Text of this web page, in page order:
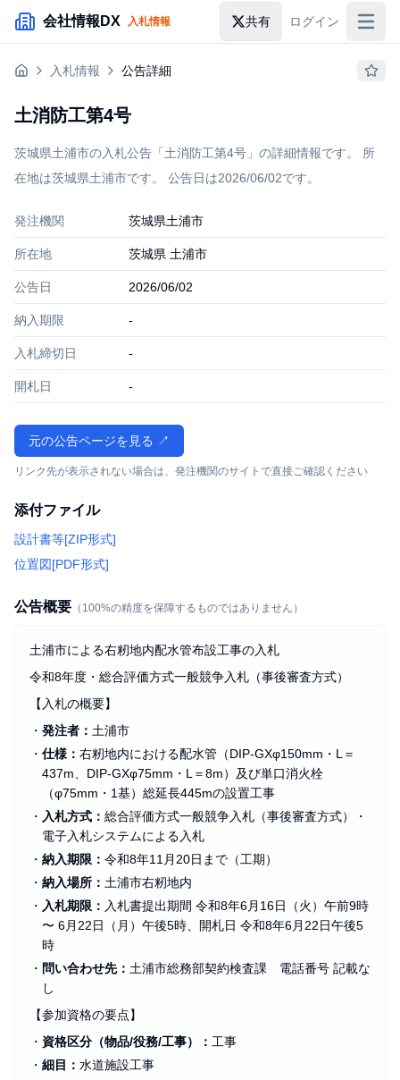
メインコンテンツにスキップ
会社情報DX 入札情報 共有 ログイン
入札情報
企業検索
入札情報 公告詳細
土消防工第4号
茨城県土浦市の入札公告「土消防工第4号」の詳細情報です。 所
在地は茨城県土浦市です。 公告日は2026/06/02です。
発注機関 茨城県土浦市
所在地 茨城県 土浦市
公告日 2026/06/02
納入期限 -
入札締切日 -
開札日 -
元の公告ページを見る ↗
リンク先が表示されない場合は、発注機関のサイトで直接ご確認ください
添付ファイル
設計書等[ZIP形式]
位置図[PDF形式]
公告概要 （100%の精度を保障するものではありません）
土浦市による右籾地内配水管布設工事の入札
令和8年度・総合評価方式一般競争入札（事後審査方式）
【入札の概要】
・ 発注者： 土浦市
・ 仕様： 右籾地内における配水管（DIP‑GXφ150mm・L＝
437m、DIP‑GXφ75mm・L＝8m）及び単口消火栓
（φ75mm・1基）総延長445mの設置工事
・ 入札方式： 総合評価方式一般競争入札（事後審査方式）・
電子入札システムによる入札
・ 納入期限： 令和8年11月20日まで（工期）
・ 納入場所： 土浦市右籾地内
・ 入札期限： 入札書提出期間 令和8年6月16日（火）午前9時
〜 6月22日（月）午後5時、開札日 令和8年6月22日午後5
時
・ 問い合わせ先： 土浦市総務部契約検査課 電話番号 記載な
し
【参加資格の要点】
・ 資格区分（物品/役務/工事）： 工事
・ 細目： 水道施設工事